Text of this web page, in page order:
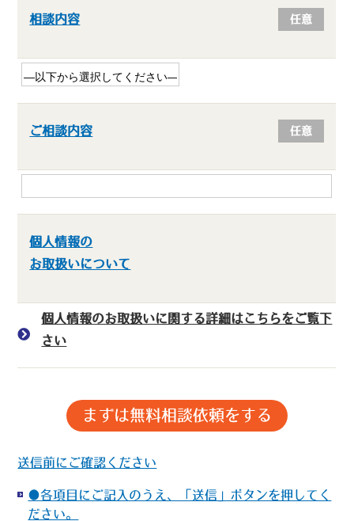
相談内容 任意
ご相談内容 任意
個人情報の
お取扱いについて
個人情報のお取扱いに関する詳細はこちらをご覧下
さい
送信前にご確認ください
●各項目にご記入のうえ、「送信」ボタンを押してく
ださい。